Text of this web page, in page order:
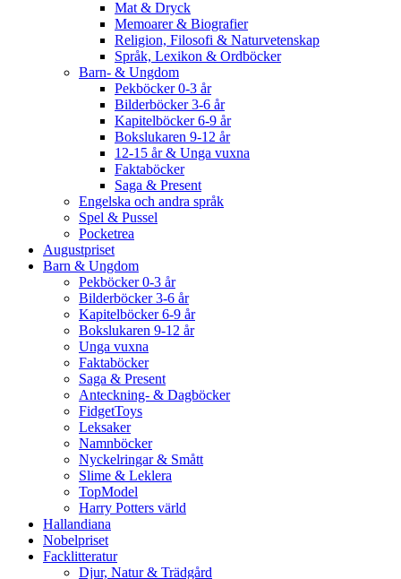
Mat & Dryck
Memoarer & Biografier
Religion, Filosofi & Naturvetenskap
Språk, Lexikon & Ordböcker
Barn- & Ungdom
Pekböcker 0-3 år
Bilderböcker 3-6 år
Kapitelböcker 6-9 år
Bokslukaren 9-12 år
12-15 år & Unga vuxna
Faktaböcker
Saga & Present
Engelska och andra språk
Spel & Pussel
Pocketrea
Augustpriset
Barn & Ungdom
Pekböcker 0-3 år
Bilderböcker 3-6 år
Kapitelböcker 6-9 år
Bokslukaren 9-12 år
Unga vuxna
Faktaböcker
Saga & Present
Anteckning- & Dagböcker
FidgetToys
Leksaker
Namnböcker
Nyckelringar & Smått
Slime & Leklera
TopModel
Harry Potters värld
Hallandiana
Nobelpriset
Facklitteratur
Djur, Natur & Trädgård